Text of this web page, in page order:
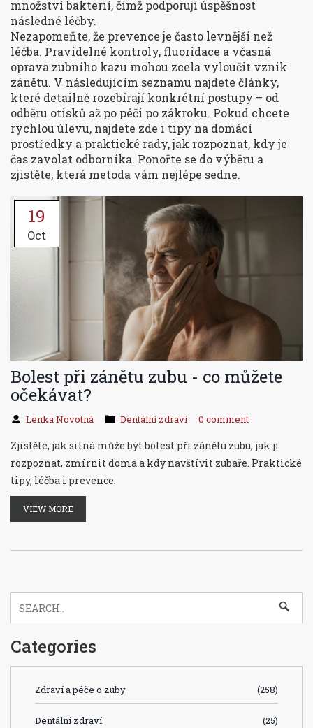
množství bakterií, čímž podporují úspěšnost
následné léčby.
Nezapomeňte, že prevence je často levnější než
léčba. Pravidelné kontroly, fluoridace a včasná
oprava zubního kazu mohou zcela vyloučit vznik
zánětu. V následujícím seznamu najdete články,
které detailně rozebírají konkrétní postupy – od
odběru otisků až po péči po zákroku. Pokud chcete
rychlou úlevu, najdete zde i tipy na domácí
prostředky a praktické rady, jak rozpoznat, kdy je
čas zavolat odborníka. Ponořte se do výběru a
zjistěte, která metoda vám nejlépe sedne.
19
Oct
Bolest při zánětu zubu - co můžete
očekávat?
Lenka Novotná Dentální zdraví 0 comment
Zjistěte, jak silná může být bolest při zánětu zubu, jak ji
rozpoznat, zmírnit doma a kdy navštívit zubaře. Praktické
tipy, léčba i prevence.
VIEW MORE
Categories
Zdraví a péče o zuby (258)
Dentální zdraví (25)